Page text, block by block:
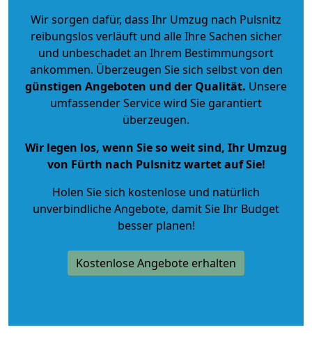
Wir sorgen dafür, dass Ihr Umzug nach Pulsnitz
reibungslos verläuft und alle Ihre Sachen sicher
und unbeschadet an Ihrem Bestimmungsort
ankommen. Überzeugen Sie sich selbst von den
günstigen Angeboten und der Qualität. Unsere
umfassender Service wird Sie garantiert
überzeugen.
Wir legen los, wenn Sie so weit sind, Ihr Umzug
von Fürth nach Pulsnitz wartet auf Sie!
Holen Sie sich kostenlose und natürlich
unverbindliche Angebote, damit Sie Ihr Budget
besser planen!
Kostenlose Angebote erhalten